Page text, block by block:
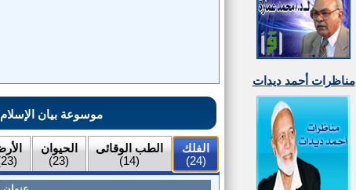
موسوعة بيان
الفلك
(24)
الطب الوقائى
(14)
الحيوان
(23)
(23)
مناظرات أحمد ديدات